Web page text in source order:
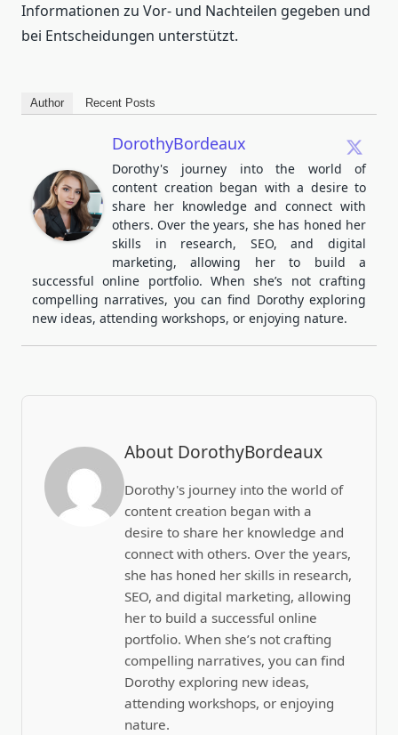
Informationen zu Vor- und Nachteilen gegeben und
bei Entscheidungen unterstützt.
Author Recent Posts
DorothyBordeaux
Dorothy's journey into the world of
content creation began with a desire to
share her knowledge and connect with
others. Over the years, she has honed her
skills in research, SEO, and digital
marketing, allowing her to build a
successful online portfolio. When she’s not crafting
compelling narratives, you can find Dorothy exploring
new ideas, attending workshops, or enjoying nature.
About DorothyBordeaux
Dorothy's journey into the world of
content creation began with a
desire to share her knowledge and
connect with others. Over the years,
she has honed her skills in research,
SEO, and digital marketing, allowing
her to build a successful online
portfolio. When she’s not crafting
compelling narratives, you can find
Dorothy exploring new ideas,
attending workshops, or enjoying
nature.